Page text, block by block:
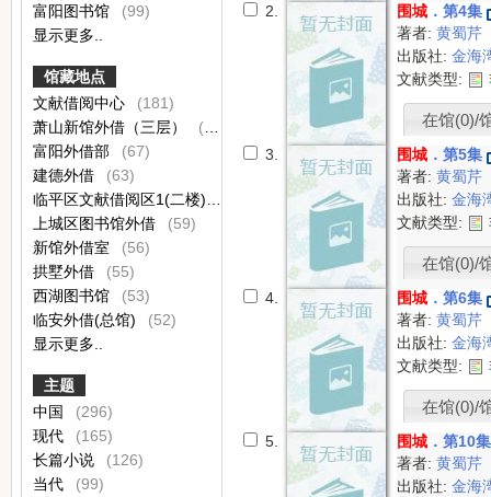
富阳图书馆
(99)
显示更多..
馆藏地点
文献借阅中心
(181)
萧山新馆外借（三层）
(77)
富阳外借部
(67)
建德外借
(63)
上城区图书馆外借
(59)
新馆外借室
(56)
拱墅外借
(55)
西湖图书馆
(53)
临安外借(总馆)
(52)
显示更多..
主题
中国
(296)
现代
(165)
长篇小说
(126)
当代
(99)
2. 围城 ．第4集
著者:黄蜀芹
出版社:金海
文献类型:
在馆(0)/
3. 围城 ．第5集
著者:黄蜀芹
出版社:金海
文献类型:
在馆(0)/
4. 围城 ．第6集
著者:黄蜀芹
出版社:金海
文献类型:
在馆(0)/
5. 围城 ．第10集
著者:黄蜀芹
出版社:金海